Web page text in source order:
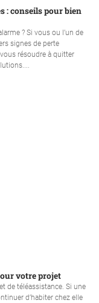
: conseils pour bien
? Si vous ou l’un de
signes de perte
résoudre à quitter
votre projet
de téléassistance. Si une
d’habiter chez elle